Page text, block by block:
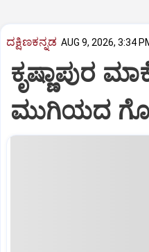
ದಕ್ಷಿಣಕನ್ನಡ AUG 9, 2026, 3:34
ಕೃಷ್ಣಾಪುರ
ಮುಗಿಯದ